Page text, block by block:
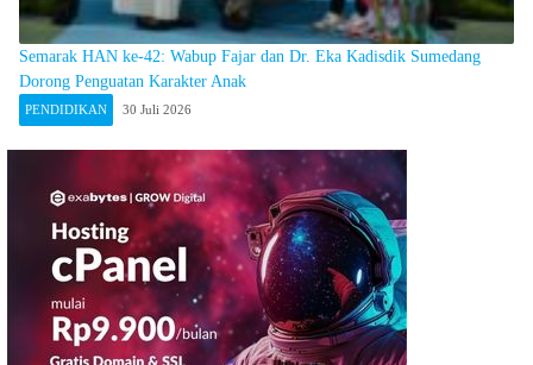
Semarak HAN ke-42: Wabup Fajar dan Dr. Eka Kadisdik Sumedang
Dorong Penguatan Karakter Anak
PENDIDIKAN 30 Juli 2026